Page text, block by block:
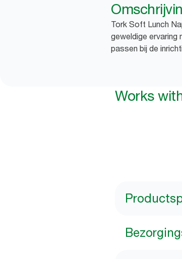
Tork Soft Lunch
geweldige ervaring
passen bij de
Works